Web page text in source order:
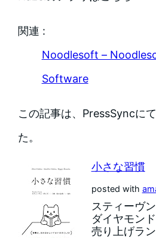
関連 :
Noodlesoft –
Software
この記事は、PressSyncに
た。
小さな習慣
posted with
スティーヴ
ダイヤモン
売り上げラ